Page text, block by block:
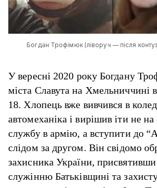
Богдан Трофімюк (ліворуч — після
У вересні 2020 року Богдану
міста Славута на Хмельниччині
18. Хлопець вже вивчився в
автомеханіка і вирішив іти не на
службу в армію, а вступити до
слідом за другом. Він свідомо
захисника України, присвятивши
служінню Батьківщині та захисту